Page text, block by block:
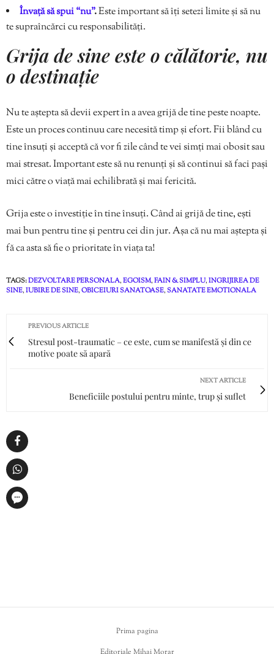
Învață să spui “nu”.Este important să îți setezi limite și să nu
te supraîncărci cu responsabilități.
Grija de sine este o călătorie, nu
o destinație
Nu te aștepta să devii expert în a avea grijă de tine peste noapte.
Este un proces continuu care necesită timp și efort. Fii blând cu
tine însuți și acceptă că vor fi zile când te vei simți mai obosit sau
mai stresat. Important este să nu renunți și să continui să faci pași
mici către o viață mai echilibrată și mai fericită.
Grija este o investiție în tine însuți. Când ai grijă de tine, ești
mai bun pentru tine și pentru cei din jur. Așa că nu mai aștepta și
fă ca asta să fie o prioritate în viața ta!
TAGS:DEZVOLTARE PERSONALA,EGOISM,FAIN & SIMPLU,INGRIJIREA DE
SINE,IUBIRE DE SINE,OBICEIURI SANATOASE,SANATATE EMOTIONALA
PREVIOUS ARTICLE
Stresul post-traumatic – ce este, cum se manifestă și din ce
motive poate să apară
NEXT ARTICLE
Beneficiile postului pentru minte, trup și suflet
Prima pagina